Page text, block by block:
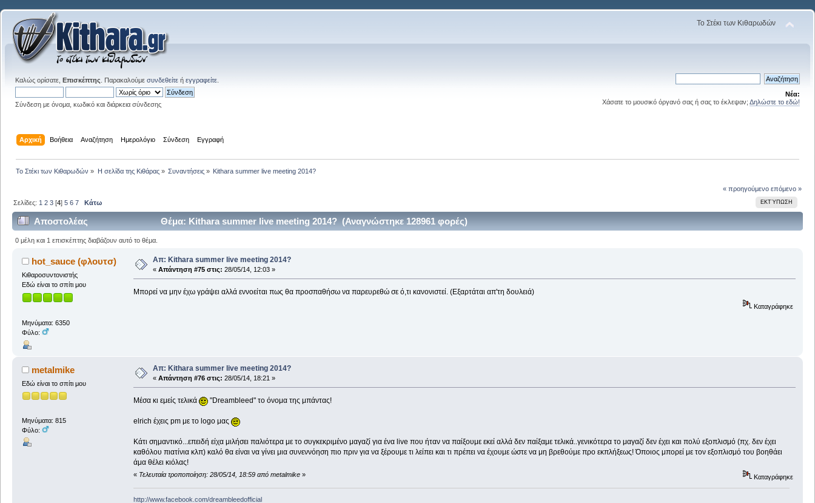
Το Στέκι των Κιθαρωδών
Καλώς ορίσατε, Επισκέπτης . Παρακαλούμε συνδεθείτε ή εγγραφείτε
Σύνδεση με όνομα, κωδικό και διάρκεια σύνδεσης
Νέα:
Χάσατε το μουσικό όργανό σας ή σας το έκλεψαν; Δηλώστε το εδώ!
Αρχική Βοήθεια Αναζήτηση Ημερολόγιο Σύνδεση Εγγραφή
Το Στέκι των Κιθαρωδών » Η σελίδα της Κιθάρας» Συναντήσεις» Kithara summer live meeting 2014?
« προηγούμενο επόμενο »
ΕΚΤΎΠΩΣΗ
Σελίδες: 1 2 3 [4]5 6 7 Κάτω
Αποστολέας Θέμα: Kithara summer live meeting 2014? (Αναγνώστηκε 128961 φορές)
0 μέλη και 1 επισκέπτης διαβάζουν αυτό το θέμα.
hot_sauce (φλουτσ)
Κιθαροσυντονιστής
Εδώ είναι το σπίτι μου
Μηνύματα: 6350
Φύλο:
Απ: Kithara summer live meeting 2014?
« Απάντηση #75 στις: 28/05/14, 12:03 »
Μπορεί να μην έχω γράψει αλλά εννοείται πως θα προσπαθήσω να παρευρεθώ σε ό,τι κανονιστεί. (Εξαρτάται απ'τη δουλειά)
Καταγράφηκε
metalmike
Εδώ είναι το σπίτι μου
Μηνύματα: 815
Φύλο:
Απ: Kithara summer live meeting 2014?
« Απάντηση #76 στις: 28/05/14, 18:21 »
Μέσα κι εμείς τελικά "Dreambleed" το όνομα της μπάντας!
elrich έχεις pm με το logo μας
Κάτι σημαντικό...επειδή είχα μιλήσει παλιότερα με το συγκεκριμένο μαγαζί για ένα live που ήταν να παίξουμε εκεί αλλά δεν παίξαμε τελικά..γενικότερα το μαγαζί δεν έχει και πολύ εξοπλισμό (πχ. δεν έχει
καθόλου πιατίνια κλπ) καλό θα είναι να γίνει μια συνεννόηση πιο πριν για να ξέρουμε τι λείπει και τι πρέπει να έχουμε ώστε να μη βρεθούμε προ εκπλήξεως! Όποιος μπορεί με τον εξοπλισμό του βοηθάει
άμα θέλει κιόλας!
« Τελευταία τροποποίηση: 28/05/14, 18:59 από metalmike» Καταγράφηκε
http://www.facebook.com/dreambleedofficial